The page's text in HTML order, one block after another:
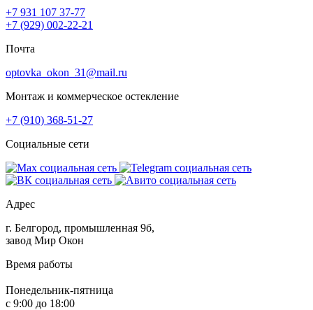
+7 931 107 37-77
+7 (929) 002-22-21
Почта
optovka_okon_31@mail.ru
Монтаж и коммерческое остекление
+7 (910) 368-51-27
Социальные сети
Адрес
г. Белгород, промышленная 9б,
завод Мир Окон
Время работы
Понедельник-пятница
с 9:00 до 18:00